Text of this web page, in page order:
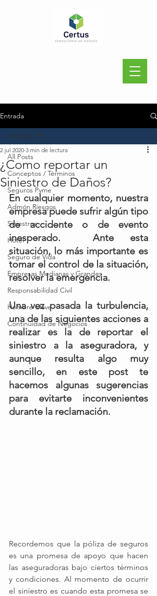
Entrada
All Posts
Conceptos / Términos
Seguros Pyme
Admón Riesgos
Siniestros
Hotel
Seguro de Vida
Empresas Medianas y Grandes
Responsabilidad Civil
Hombre Clave
Continuidad de Negocios
All Posts
¿Como reportar un
Siniestro de Daños?
2 jul 2020 3 min de lectura
En cualquier momento, nuestra
empresa puede sufrir algún tipo
de accidente o de evento
inesperado.  Ante esta
situación, lo más importante es
tomar el control de la situación,
resolver la emergencia.
Una vez pasada la turbulencia,
una de las siguientes acciones a
realizar es la de reportar el
siniestro a la aseguradora, y
aunque resulta algo muy
sencillo, en este post te
hacemos algunas sugerencias
para evitarte inconvenientes
durante la reclamación.
Recordemos que la póliza de seguros
es una promesa de apoyo que hacen
las aseguradoras bajo ciertos términos
y condiciones. Al momento de ocurrir
el siniestro es cuando esta promesa se